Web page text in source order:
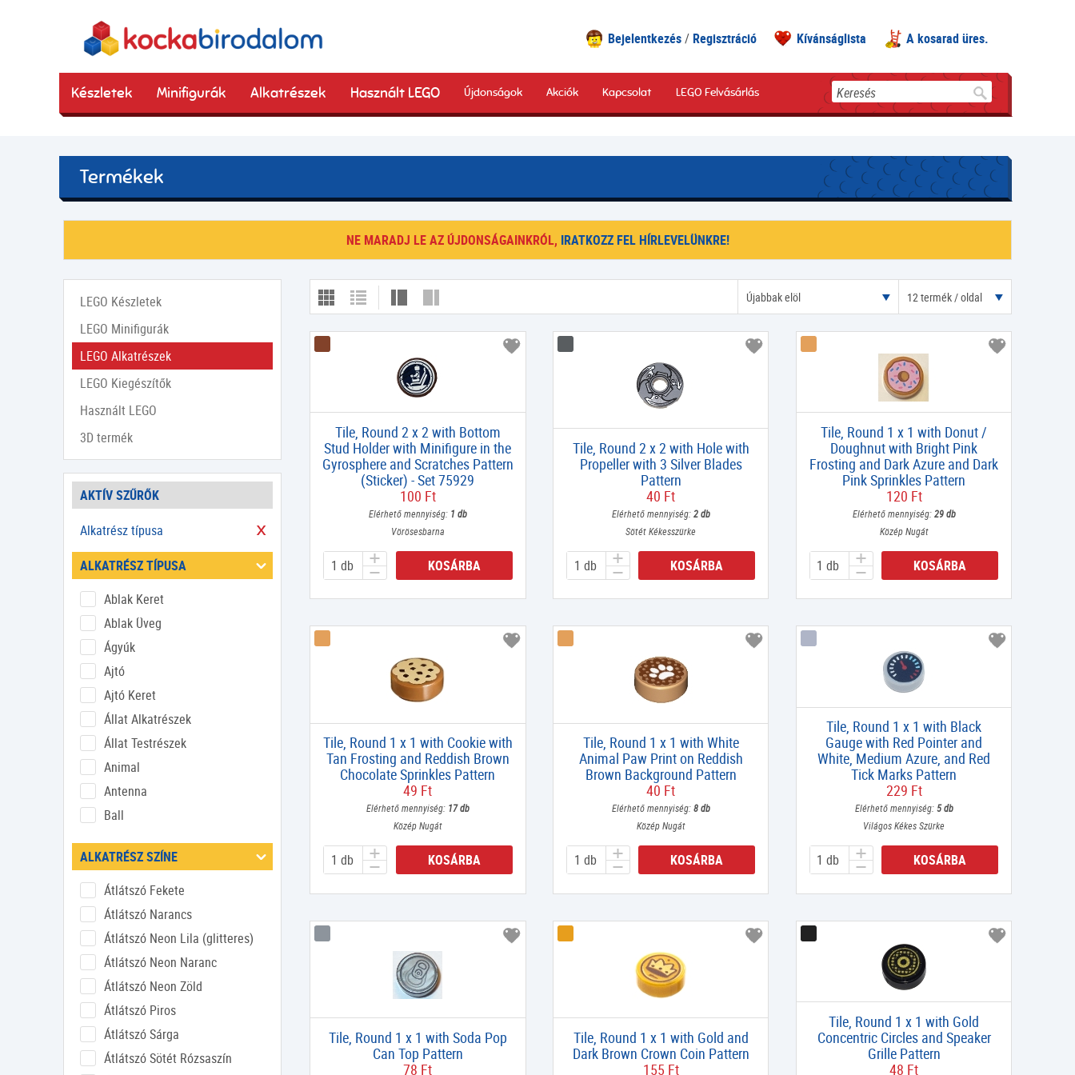
Bejelentkezés Regisztráció Kívánságlista A kosarad üres.
Készletek Minifigurák Alkatrészek Használt LEGO Újdonságok Akciók Kapcsolat LEGO Felvásárlás Keresés
Termékek
NE MARADJ LE AZ ÚJDONSÁGAINKRÓL, IRATKOZZ FEL HÍRLEVELÜNKRE!
LEGO Készletek
LEGO Minifigurák
LEGO Alkatrészek
LEGO Kiegészítők
Használt LEGO
3D termék
AKTÍV SZŰRŐK
Alkatrész típusa
ALKATRÉSZ TÍPUSA
Ablak Keret
Ablak Üveg
Ágyúk
Ajtó
Ajtó Keret
Állat Alkatrészek
Állat Testrészek
Animal
Antenna
Ball
Baseplate
Bionicle
Boltív
Brick
Csap
Csempe
Csempe Kerek
Csempe Mintás
Csempe Mintás Kerek
Csempe Mintás Módosított
ALKATRÉSZ SZÍNE
Átlátszó Fekete
Átlátszó Narancs
Átlátszó Neon Lila (glitteres)
Átlátszó Neon Naranc
Átlátszó Neon Zöld
Átlátszó Piros
Átlátszó Sárga
Átlátszó Sötét Rózsaszín
Újabbak elöl 12 termék / oldal
Tile, Round 2 x 2 with Bottom
Stud Holder with Minifigure in the
Gyrosphere and Scratches Pattern
(Sticker) - Set 75929
100 Ft
Elérhető mennyiség: 1 db
Vörösesbarna
KOSÁRBA
Tile, Round 2 x 2 with Hole with
Propeller with 3 Silver Blades
Pattern
40 Ft
Elérhető mennyiség:2 db
Sötét Kékesszürke
KOSÁRBA
Tile, Round 1 x 1 with Donut /
Doughnut with Bright Pink
Frosting and Dark Azure and Dark
Pink Sprinkles Pattern
120 Ft
Elérhető mennyiség:29 db
Közép Nugát
KOSÁRBA
Tile, Round 1 x 1 with Cookie with
Tan Frosting and Reddish Brown
Chocolate Sprinkles Pattern
49 Ft
Elérhető mennyiség: 17 db
Közép Nugát
KOSÁRBA
Tile, Round 1 x 1 with White
Animal Paw Print on Reddish
Brown Background Pattern
40 Ft
Elérhető mennyiség:8 db
Közép Nugát
KOSÁRBA
Tile, Round 1 x 1 with Black
Gauge with Red Pointer and
White, Medium Azure, and Red
Tick Marks Pattern
229 Ft
Elérhető mennyiség:5 db
Világos Kékes Szürke
KOSÁRBA
Tile, Round 1 x 1 with Soda Pop
Can Top Pattern
78 Ft
Tile, Round 1 x 1 with Gold and
Dark Brown Crown Coin Pattern
155 Ft
Tile, Round 1 x 1 with Gold
Concentric Circles and Speaker
Grille Pattern
48 Ft